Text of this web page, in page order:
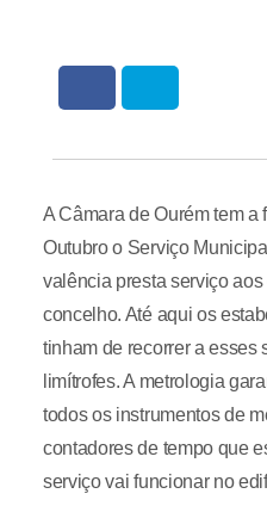
A Câmara de Ourém tem
Outubro o Serviço
valência presta serviço
concelho. Até aqui os
tinham de recorrer a esses
limítrofes. A metrologia
todos os instrumentos de
contadores de tempo que
serviço vai funcionar no